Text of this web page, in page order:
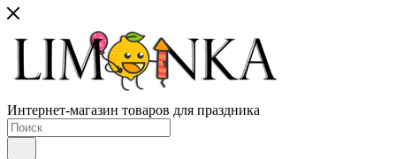
Интернет-магазин товаров для праздника